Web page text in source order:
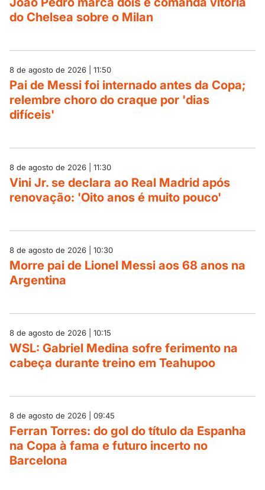
do Chelsea sobre o Milan
8 de agosto de 2026 | 11:50
Pai de Messi foi internado antes da Copa;
relembre choro do craque por 'dias
difíceis'
8 de agosto de 2026 | 11:30
Vini Jr. se declara ao Real Madrid após
renovação: 'Oito anos é muito pouco'
8 de agosto de 2026 | 10:30
Morre pai de Lionel Messi aos 68 anos na
Argentina
8 de agosto de 2026 | 10:15
WSL: Gabriel Medina sofre ferimento na
cabeça durante treino em Teahupoo
8 de agosto de 2026 | 09:45
Ferran Torres: do gol do título da Espanha
na Copa à fama e futuro incerto no
Barcelona